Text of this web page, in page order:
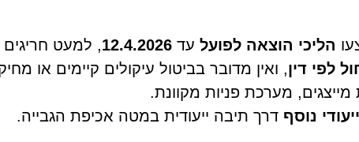
הליכי הוצאה לפועל עד 12.4.2026, למעט חריגים
לפי דין, ואין מדובר בביטול עיקולים קיימים או
מערכת פניות מקוונת.
נוסף דרך תיבה ייעודית במטה אכיפת הגבייה.